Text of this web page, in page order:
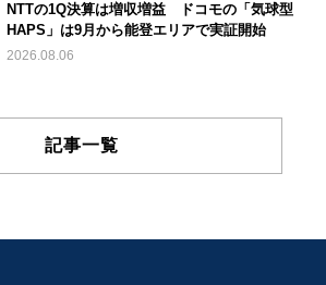
NTTの1Q決算は増収増益 ドコモの「気球型
HAPS」は9月から能登エリアで実証開始
2026.08.06
記事一覧